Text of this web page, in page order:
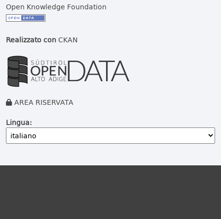
Open Knowledge Foundation
Realizzato conCKAN
AREA RISERVATA
Lingua